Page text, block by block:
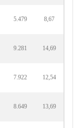
5.479 8,67
9.281 14,69
7.922 12,54
8.649 13,69